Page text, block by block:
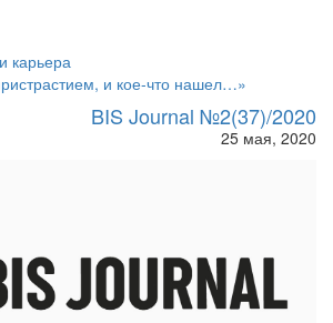
карьера
и кое-что нашел…»
BIS Journal №2(37)/2020
25 мая, 2020